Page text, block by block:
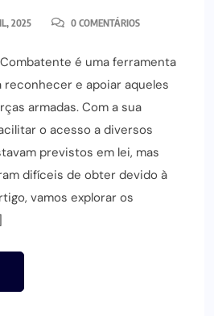
2025 0 COMENTÁRIOS
é uma ferramenta
e apoiar aqueles
armadas. Com a sua
o acesso a diversos
previstos em lei, mas
difíceis de obter devido à
vamos explorar os